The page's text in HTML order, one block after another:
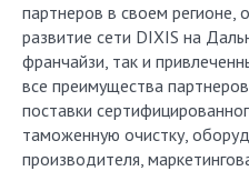
партнеров в своем регионе,
развитие сети DIXIS на
франчайзи, так и
все преимущества
поставки
таможенную очистку,
производителя,